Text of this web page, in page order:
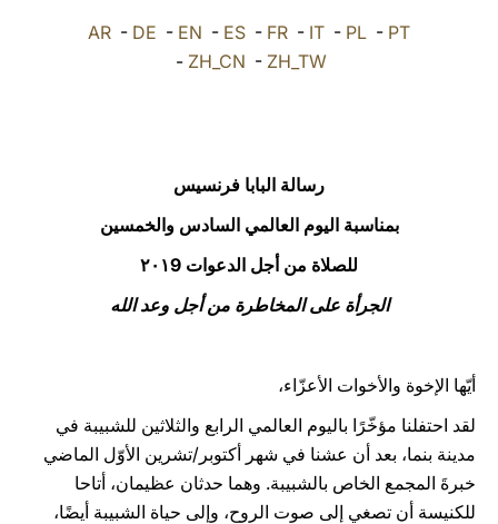
العربيّةAR - DE - EN - ES - FR - IT - PL - PT
- ZH_CN - ZH_TW
رسالة البابا فرنسيس
بمناسبة اليوم العالمي السادس والخمسين
للصلاة من أجل الدعوات ٢٠١9
الجرأة على المخاطرة من أجل وعد الله
أيّها الإخوة والأخوات الأعزّاء،
لقد احتفلنا مؤخّرًا باليوم العالمي الرابع والثلاثين للشبيبة في
مدينة بنما، بعد أن عشنا في شهر أكتوبر/تشرين الأوّل الماضي
خبرةَ المجمع الخاص بالشبيبة. وهما حدثان عظيمان، أتاحا
للكنيسة أن تصغي إلى صوت الروح، وإلى حياة الشبيبة أيضًا،